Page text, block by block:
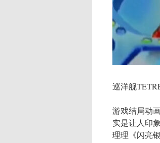
巡洋舰
游戏结局动
实是让人印
理理《闪亮